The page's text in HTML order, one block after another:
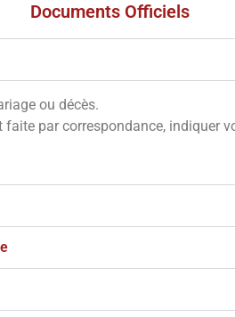
Documents Officiels
ou décès.
par correspondance, indiquer